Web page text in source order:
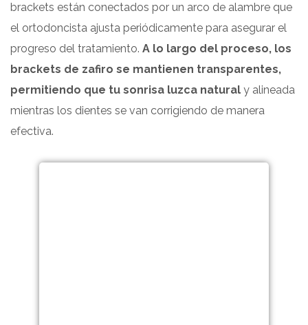
brackets están conectados por un arco de alambre que
el ortodoncista ajusta periódicamente para asegurar el
progreso del tratamiento. A lo largo del proceso, los
brackets de zafiro se mantienen transparentes,
permitiendo que tu sonrisa luzca natural y alineada
mientras los dientes se van corrigiendo de manera
efectiva.